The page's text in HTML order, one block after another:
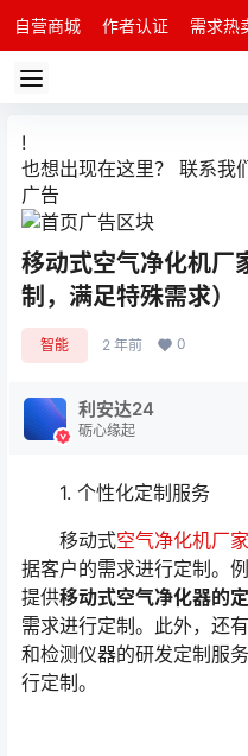
自营商城 作者认证 需求热
!
也想出现在这里？ 联系我
广告
移动式空气净化机厂
制，满足特殊需求）
智能 2 年前 0
利安达24
砺心缘起
1. 个性化定制服务
移动式空气净化机厂家
据客户的需求进行定制。
提供移动式空气净化器的
需求进行定制。此外，还
和检测仪器的研发定制服
行定制。